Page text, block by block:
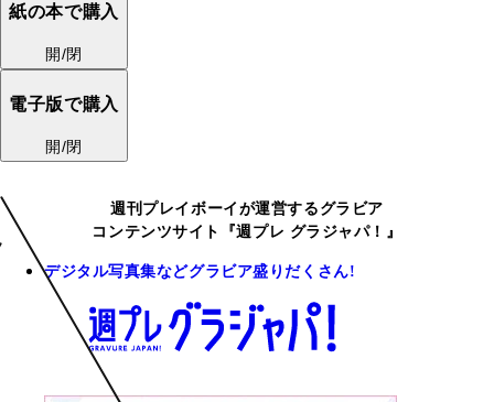
紙の本で購入
開/閉
電子版で購入
開/閉
週刊プレイボーイが運営するグラビア
コンテンツサイト『週プレ グラジャパ！』
デジタル写真集などグラビア盛りだくさん!